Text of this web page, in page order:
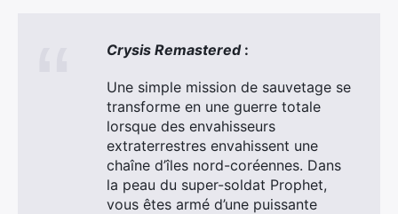
Crysis Remastered:
Une simple mission de sauvetage se
transforme en une guerre totale
lorsque des envahisseurs
extraterrestres envahissent une
chaîne d’îles nord-coréennes. Dans
la peau du super-soldat Prophet,
vous êtes armé d’une puissante